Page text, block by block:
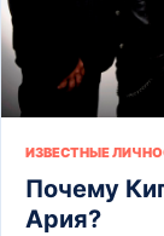
ИЗВЕСТНЫЕ
Почему
Ария?